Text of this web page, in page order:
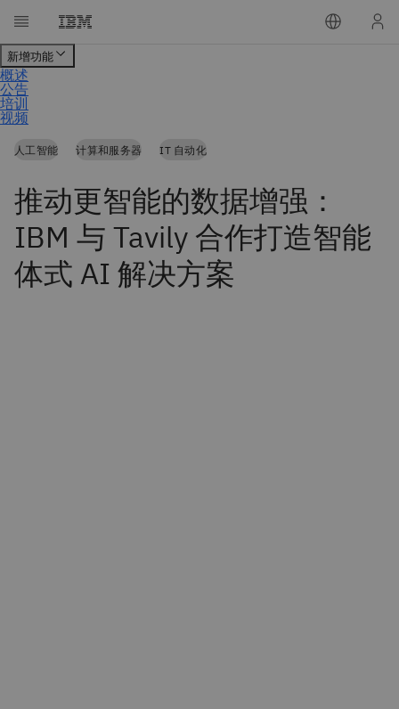
人工智能 计算和服务器 IT 自动化
推动更智能的数据增强：
IBM 与 Tavily 合作打造智能
体式 AI 解决方案